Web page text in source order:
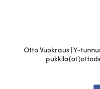
Otto Vuokraus | Y-